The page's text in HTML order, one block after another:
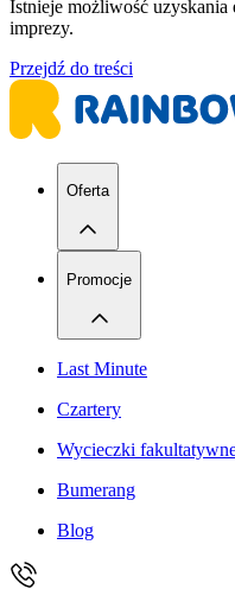
Istnieje możliwość uzyskania
imprezy.
Przejdź do treści
Oferta
Promocje
Last Minute
Czartery
Wycieczki
Bumerang
Blog